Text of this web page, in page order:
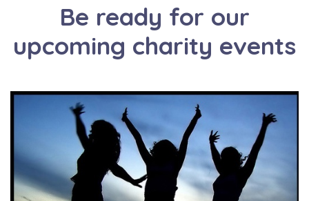
Be ready for our
upcoming charity events